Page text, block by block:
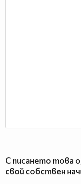
С писането това
свой собствен